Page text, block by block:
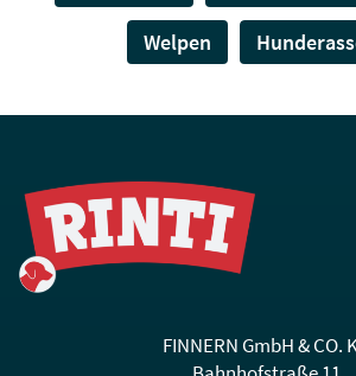
Welpen
FINNERN GmbH & CO.